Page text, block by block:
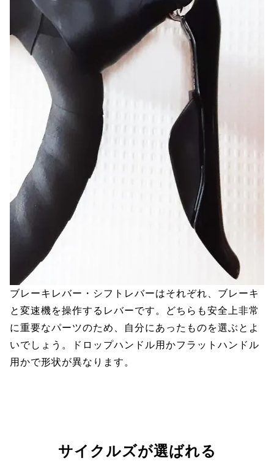
ブレーキレバー・シフトレバーはそれぞれ、ブレーキ
と変速機を操作するレバーです。どちらも安全上非常
に重要なパーツのため、自分にあったものを選ぶとよ
いでしょう。ドロップハンドル用かフラットハンドル
用かで形状が異なります。
サイクルズが選ばれる